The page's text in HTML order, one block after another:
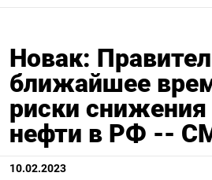
Новак:
ближайшее
риски
нефти в РФ --
10.02.2023